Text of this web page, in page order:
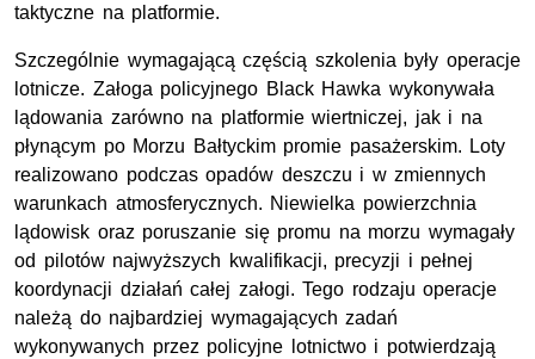
taktyczne na platformie.
Szczególnie wymagającą częścią szkolenia były operacje
lotnicze. Załoga policyjnego Black Hawka wykonywała
lądowania zarówno na platformie wiertniczej, jak i na
płynącym po Morzu Bałtyckim promie pasażerskim. Loty
realizowano podczas opadów deszczu i w zmiennych
warunkach atmosferycznych. Niewielka powierzchnia
lądowisk oraz poruszanie się promu na morzu wymagały
od pilotów najwyższych kwalifikacji, precyzji i pełnej
koordynacji działań całej załogi. Tego rodzaju operacje
należą do najbardziej wymagających zadań
wykonywanych przez policyjne lotnictwo i potwierdzają